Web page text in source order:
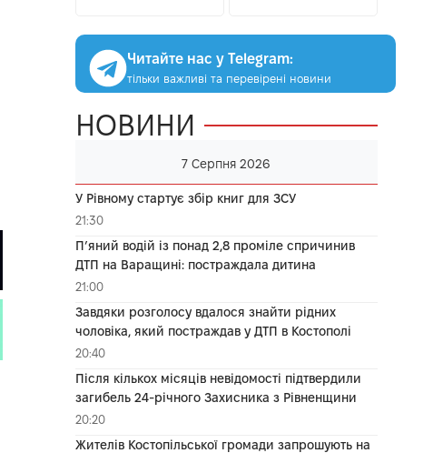
Читайте нас у Telegram:
тільки важливі та перевірені новини
НОВИНИ
7 Серпня 2026
У Рівному стартує збір книг для ЗСУ
21:30
П’яний водій із понад 2,8 проміле спричинив
ДТП на Варащині: постраждала дитина
21:00
Завдяки розголосу вдалося знайти рідних
чоловіка, який постраждав у ДТП в Костополі
20:40
Після кількох місяців невідомості підтвердили
загибель 24-річного Захисника з Рівненщини
20:20
Жителів Костопільської громади запрошують на